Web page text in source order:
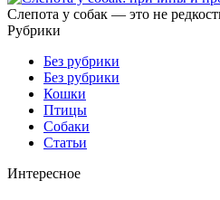
Слепота у собак — это не
Рубрики
Без рубрики
Без рубрики
Кошки
Птицы
Собаки
Статьи
Интересное